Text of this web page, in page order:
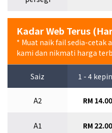
Kadar Web Terus
* Muat naik fail sedia-cetak
kami dan nikmati harga
Saiz 1 - 4
A2 RM 14.00
A1 RM 22.00